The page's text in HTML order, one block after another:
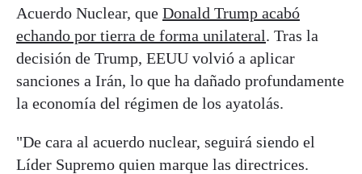
Acuerdo Nuclear, que Donald Trump acabó
echando por tierra de forma unilateral. Tras la
decisión de Trump, EEUU volvió a aplicar
sanciones a Irán, lo que ha dañado profundamente
la economía del régimen de los ayatolás.
"De cara al acuerdo nuclear, seguirá siendo el
Líder Supremo quien marque las directrices.